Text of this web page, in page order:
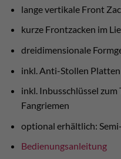
lange vertikale Front
kurze Frontzacken im
dreidimensionale
inkl. Anti-Stollen Platten
inkl. Inbusschlüssel zum
Fangriemen
optional erhältlich:
Bedienungsanleitung